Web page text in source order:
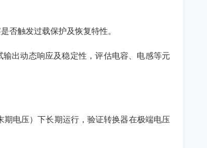
否触发过载保护及恢复特性。
出动态响应及稳定性，评估电容、电感等元
电压）下长期运行，验证转换器在极端电压